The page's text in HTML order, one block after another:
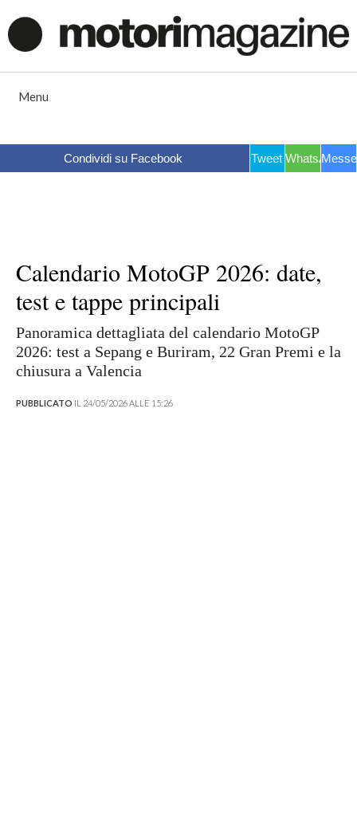
al
contenuto
Menu
Condividi su Facebook Tweet WhatsApp
Calendario MotoGP 2026: date,
test e tappe principali
Panoramica dettagliata del calendario MotoGP
2026: test a Sepang e Buriram, 22 Gran Premi e la
chiusura a Valencia
PUBBLICATO IL 24/05/2026 ALLE 15:26